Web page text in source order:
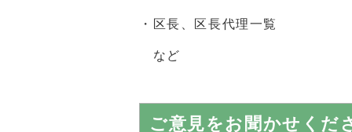
・区長、区長代理一覧
など
ご意見をお聞かせくだ